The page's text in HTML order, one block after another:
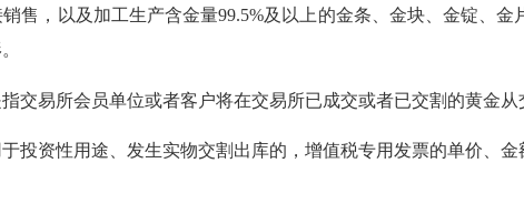
，以及加工生产含金量99.5%及以上的金条、金块、金锭、金
易所会员单位或者客户将在交易所已成交或者已交割的黄金从
资性用途、发生实物交割出库的，增值税专用发票的单价、金